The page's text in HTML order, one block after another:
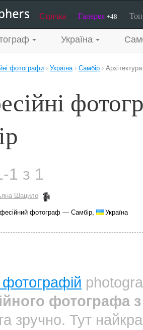
Стрічка Галерея +48
Україна
фотографи › Україна› Самбір › Архітектура
1 з 1
Шацило
фотограф — Самбір, Україна
фотографій
фотографа
зручно. Тут